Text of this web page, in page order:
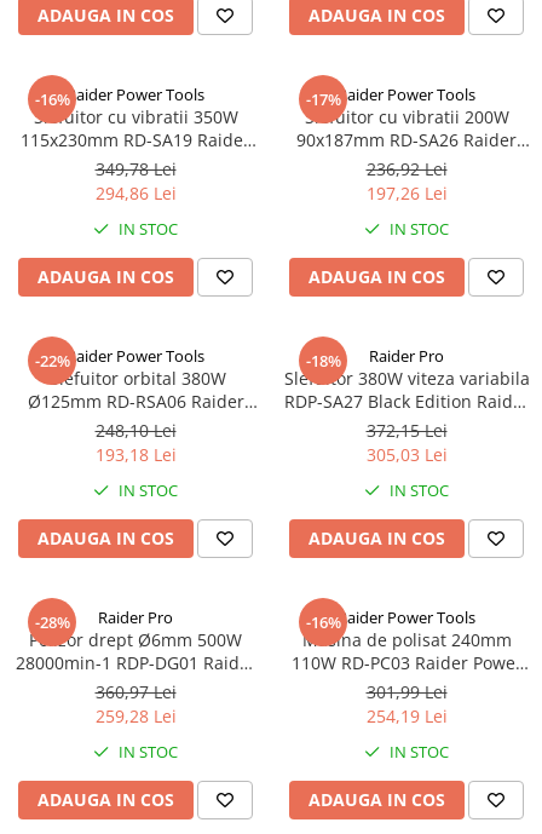
ADAUGA IN COS ADAUGA IN COS
-16%Raider Power Tools
Slefuitor cu vibratii 350W
115х230mm RD-SA19 Raider
Power Tools
349,78 Lei
294,86 Lei
IN STOC
ADAUGA IN COS
-17%Raider Power Tools
Slefuitor cu vibratii 200W
90x187mm RD-SA26 Raider
Power Tools
236,92 Lei
197,26 Lei
IN STOC
ADAUGA IN COS
-22%Raider Power Tools
Slefuitor orbital 380W
Ø125mm RD-RSA06 Raider
Power Tools
248,10 Lei
193,18 Lei
IN STOC
ADAUGA IN COS
-18% Raider Pro
Slefuitor 380W viteza variabila
RDP-SA27 Black Edition Raider
Pro
372,15 Lei
305,03 Lei
IN STOC
ADAUGA IN COS
-28% Raider Pro
Polizor drept Ø6mm 500W
28000min-1 RDP-DG01 Raider
Pro
360,97 Lei
259,28 Lei
IN STOC
ADAUGA IN COS
-16%Raider Power Tools
Masina de polisat 240mm
110W RD-PC03 Raider Power
Tools
301,99 Lei
254,19 Lei
IN STOC
ADAUGA IN COS